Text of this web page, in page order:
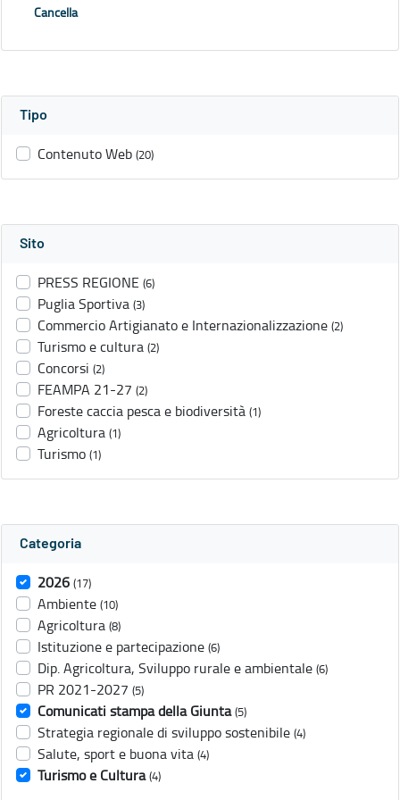
Cancella
Tipo
Contenuto Web (20)
Sito
PRESS REGIONE (6)
Puglia Sportiva (3)
Commercio Artigianato e Internazionalizzazione (2)
Turismo e cultura (2)
Concorsi (2)
FEAMPA 21-27 (2)
Foreste caccia pesca e biodiversità (1)
Agricoltura (1)
Turismo (1)
Categoria
2026 (17)
Ambiente (10)
Agricoltura (8)
Istituzione e partecipazione (6)
Dip. Agricoltura, Sviluppo rurale e ambientale (6)
PR 2021-2027 (5)
Comunicati stampa della Giunta (5)
Strategia regionale di sviluppo sostenibile (4)
Salute, sport e buona vita (4)
Turismo e Cultura (4)